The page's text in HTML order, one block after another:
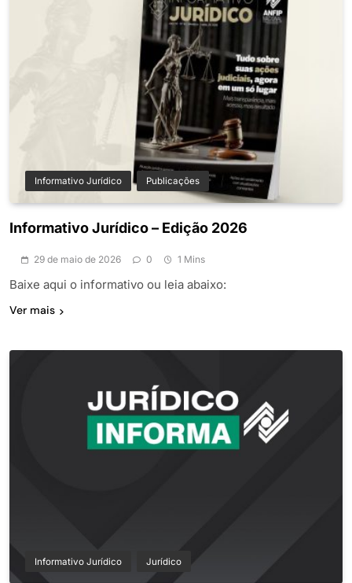
Informativo Jurídico Publicações
Informativo Jurídico – Edição 2026
29 de maio de 2026 0 1 Mins
Baixe aqui o informativo ou leia abaixo:
Ver mais
Informativo Jurídico Jurídico